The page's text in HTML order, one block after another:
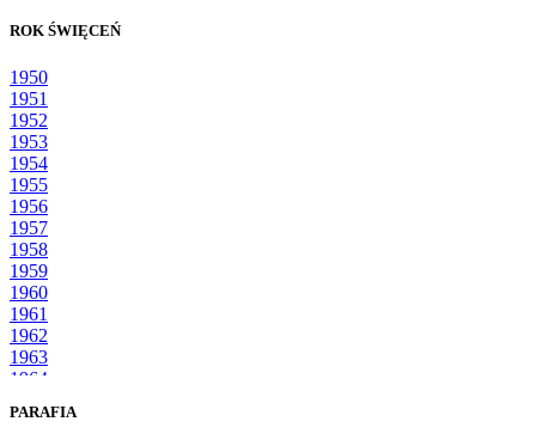
ROK ŚWIĘCEŃ
1950
1951
1952
1953
1954
1955
1956
1957
1958
1959
1960
1961
1962
1963
1964
1966
PARAFIA